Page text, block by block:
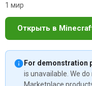
1 мир
Открыть в
For demonstration
is unavailable. We
Marketplace